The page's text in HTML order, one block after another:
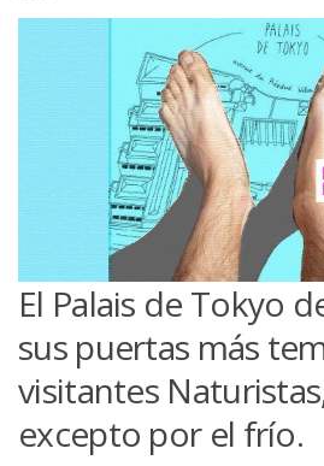
El Palais de Tokyo
sus puertas más
visitantes
excepto por el frío.